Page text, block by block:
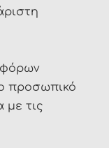
προσωπικό
με τις